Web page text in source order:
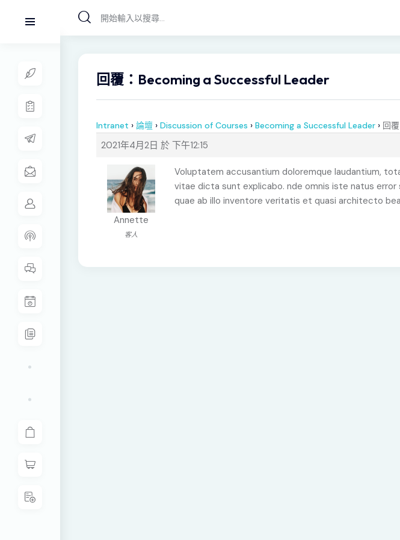
回覆：Becoming a Successful Leader
Intranet › 論壇 › Discussion of Courses › Becoming a Successful Leader › 回
2021年4月2日 於 下午12:15
Annette
客人
Voluptatem accusantium doloremque laudantium,
vitae dicta sunt explicabo. nde omnis iste natus
quae ab illo inventore veritatis et quasi architecto